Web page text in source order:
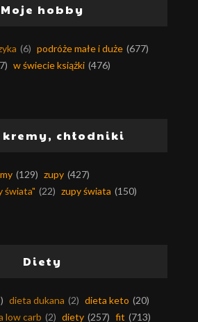
Moje hobby
(6) podróże małe i duże (677)
w świecie książki (476)
kremy, chłodniki
(129) zupy (427)
świata" (22) zupy świata (150)
Diety
dieta dukana (2) dieta keto (20)
low carb (2) diety (257) fit (713)